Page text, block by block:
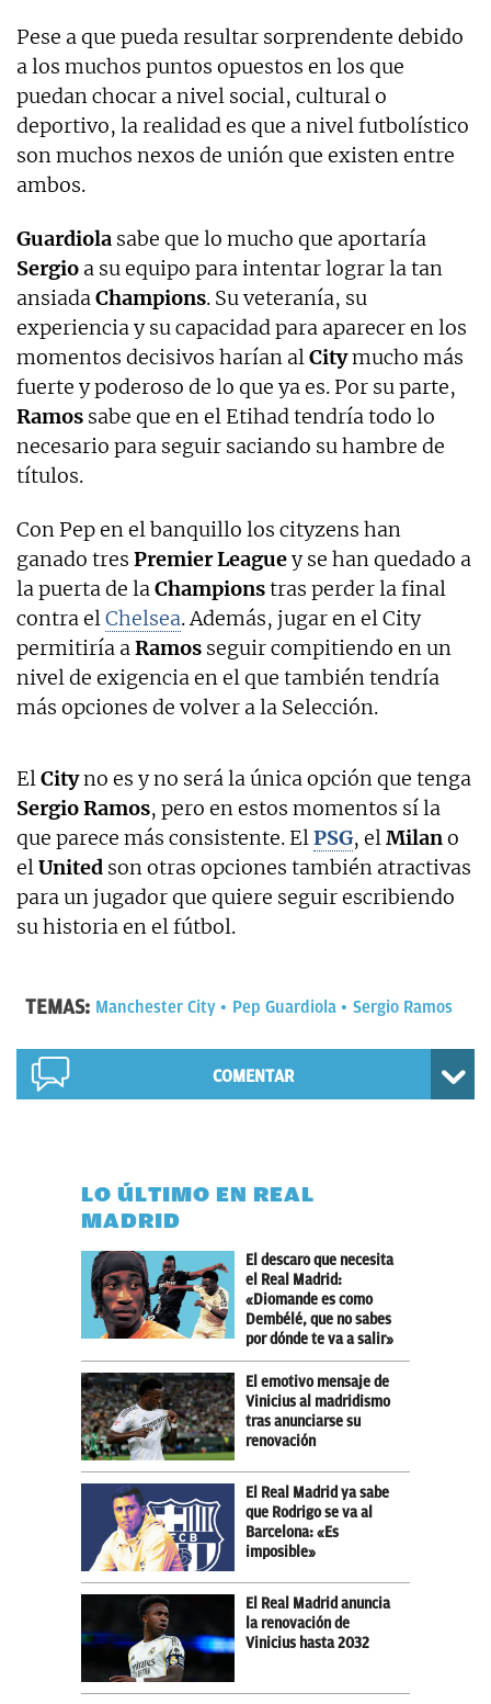
Pese a que pueda resultar sorprendente debido
a los muchos puntos opuestos en los que
puedan chocar a nivel social, cultural o
deportivo, la realidad es que a nivel futbolístico
son muchos nexos de unión que existen entre
ambos.
Guardiola sabe que lo mucho que aportaría
Sergio a su equipo para intentar lograr la tan
ansiadaChampions. Su veteranía, su
experiencia y su capacidad para aparecer en los
momentos decisivos harían alCitymucho más
fuerte y poderoso de lo que ya es. Por su parte,
Ramos sabe que en el Etihad tendría todo lo
necesario para seguir saciando su hambre de
títulos.
Con Pep en el banquillo los cityzens han
ganado tres Premier Leaguey se han quedado a
la puerta de laChampionstras perder la final
contra elChelsea. Además, jugar en el City
permitiría aRamos seguir compitiendo en un
nivel de exigencia en el que también tendría
más opciones de volver a la Selección.
ElCityno es y no será la única opción que tenga
Sergio Ramos, pero en estos momentos sí la
que parece más consistente. ElPSG, elMilano
elUnited son otras opciones también atractivas
para un jugador que quiere seguir escribiendo
su historia en el fútbol.
TEMAS: Manchester City Pep Guardiola Sergio Ramos
COMENTAR
LO ÚLTIMO EN REAL
MADRID
El descaro que necesita
el Real Madrid:
«Diomande es como
Dembélé, que no sabes
por dónde te va a salir»
El emotivo mensaje de
Vinicius al madridismo
tras anunciarse su
renovación
El Real Madrid ya sabe
que Rodrigo se va al
Barcelona: «Es
imposible»
El Real Madrid anuncia
la renovación de
Vinicius hasta 2032